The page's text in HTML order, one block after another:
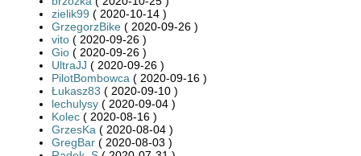
zielik99 ( 2020-10-14 )
GrzegorzBike ( 2020-09-26 )
vito ( 2020-09-26 )
Gio ( 2020-09-26 )
UltraJJ ( 2020-09-26 )
PilotBombowca ( 2020-09-16 )
Łukasz83 ( 2020-09-10 )
lechulysy ( 2020-09-04 )
Kolec ( 2020-08-16 )
GrzesKa ( 2020-08-04 )
GregBar ( 2020-08-03 )